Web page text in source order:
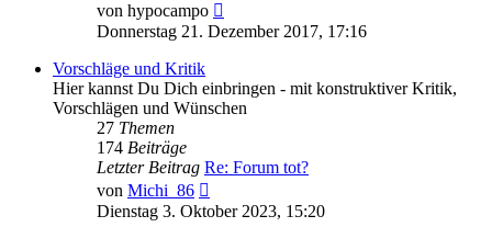
von hypocampo
Beitrag
Donnerstag 21. Dezember 2017, 17:16
Vorschläge und Kritik
Hier kannst Du Dich einbringen - mit konstruktiver Kritik,
Vorschlägen und Wünschen
27 Themen
174 Beiträge
Letzter Beitrag Re: Forum tot?
von Michi_86
Beitrag
Dienstag 3. Oktober 2023, 15:20